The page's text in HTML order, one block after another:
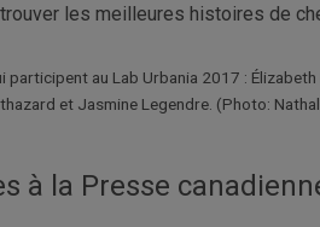
les meilleures histoires de
au Lab Urbania 2017 :
et Jasmine Legendre. (Photo:
à la Presse